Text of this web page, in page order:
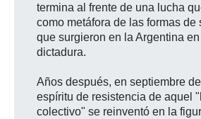
termina al frente de una lucha
como metáfora de las formas de
que surgieron en la Argentina
dictadura.
Años después, en septiembre
espíritu de resistencia de aquel
colectivo" se reinventó en la